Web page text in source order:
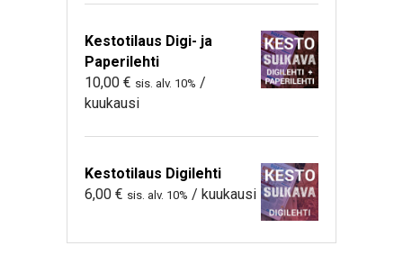
Kestotilaus Digi- ja
Paperilehti
10,00 € sis. alv. 10% /
kuukausi
Kestotilaus Digilehti
6,00 € sis. alv. 10% / kuukausi